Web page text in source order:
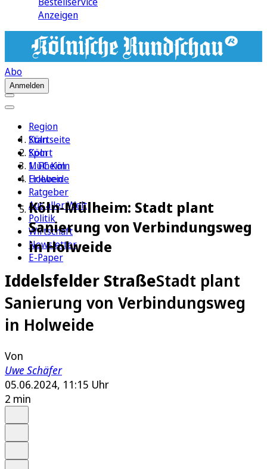
Anzeigen
Abo
Anmelden
Region
Köln
Sport
1. FC Köln
Erleben
Ratgeber
Aus aller Welt
Politik
Wirtschaft
Newsletter
E-Paper
Startseite
Köln
Mülheim
Holweide
Köln-Mülheim: Stadt plant
Sanierung von Verbindungsweg
in Holweide
Iddelsfelder StraßeStadt plant
Sanierung von Verbindungsweg
in Holweide
Von
Uwe Schäfer
05.06.2024, 11:15 Uhr
2 min